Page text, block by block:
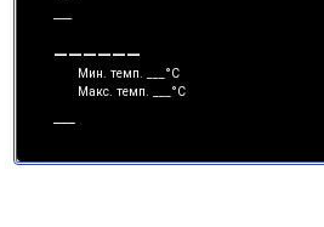
Мин. темп.
°С
Макс. темп.
°С